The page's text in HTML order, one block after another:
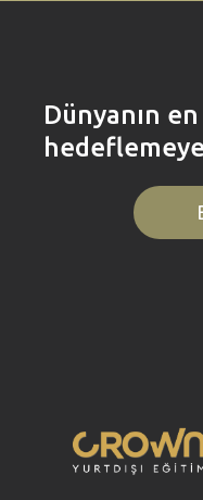
Dünyanın
hedeflemeye